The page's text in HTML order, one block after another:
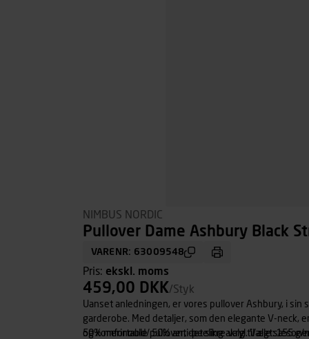
NIMBUS NORDIC
Pullover Dame Ashbury Black
VARENR: 63009548
Pris: ekskl. moms
459,00 DKK/Styk
Uanset anledningen, er vores pullover Ashbury, i
garderobe. Med detaljer, som den elegante V-
og komfortable pullover, det sikre valg til alle
50% merinould/ 50% anti-peeling akryl. Vægt: 155 g/